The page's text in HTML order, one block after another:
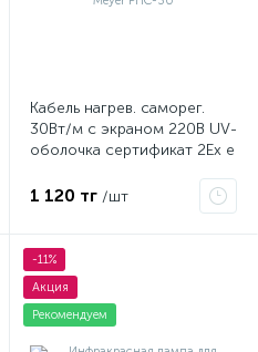
Кабель нагрев. саморег.
30Вт/м с экраном 220В UV-
оболочка сертификат 2Ex e
PHC-30
1 120 тг /шт
-11%
Акция
Рекомендуем